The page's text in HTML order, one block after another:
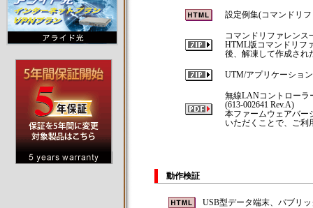
設定例集(コマンドリ
コマンドリファレンス
HTML版コマンドリフ
後、解凍して作成され
UTM/アプリケーショ
無線LANコントローラ
(613-002641 Rev.A)
本ファームウェアバー
いただくことで、ご利
動作検証
USB型データ端末、パブリ